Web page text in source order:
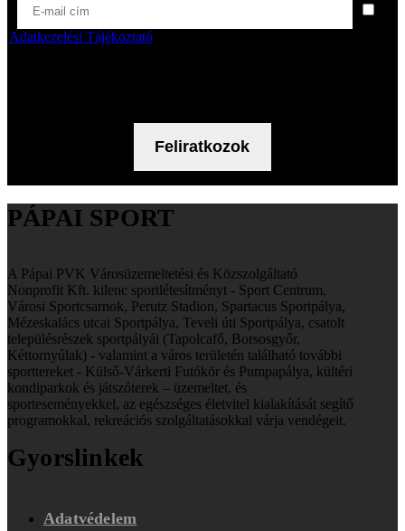
Adatkezelési Tájékoztatót elolvastam, rendelkezéseit megértettem és
PÁPAI SPORT
A Pápai PVK Városüzemeltetési és Közszolgáltató
Nonprofit Kft. kilenc sportlétesítményt - Sport Centrum,
Városi Sportcsarnok, Perutz Stadion, Spartacus Sportpálya,
Mézeskalács utcai Sportpálya, Teveli úti Sportpálya, csatolt
településrészek sportpályái (Tapolcafő, Borsosgyőr,
Kéttornyúlak) - valamint a város területén található további
sporttereket - Külső-Várkerti Futókör és Pumpapálya, kültéri
kondiparkok és játszóterek – üzemeltet, és
sporteseményekkel, az egészséges életvitel kialakítását segítő
programokkal, rekreációs szolgáltatásokkal várja vendégeit.
Gyorslinkek
Adatvédelem